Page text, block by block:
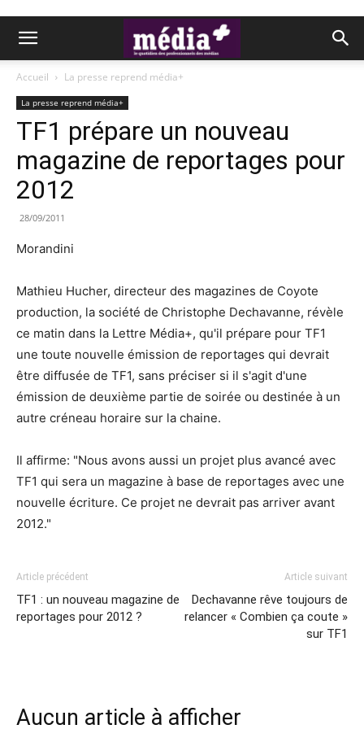
Accueil La presse reprend média+
La presse reprend média+
TF1 prépare un nouveau
magazine de reportages pour
2012
28/09/2011
Morandini
Mathieu Hucher, directeur des magazines de Coyote
production, la société de Christophe Dechavanne, révèle
ce matin dans la Lettre Média+, qu'il prépare pour TF1
une toute nouvelle émission de reportages qui devrait
être diffusée de TF1, sans préciser si il s'agit d'une
émission de deuxième partie de soirée ou destinée à un
autre créneau horaire sur la chaine.
Il affirme: "Nous avons aussi un projet plus avancé avec
TF1 qui sera un magazine à base de reportages avec une
nouvelle écriture. Ce projet ne devrait pas arriver avant
2012."
Article précédent
TF1 : un nouveau magazine de
reportages pour 2012 ?
Article suivant
Dechavanne rêve toujours de
relancer « Combien ça coute »
sur TF1
Aucun article à afficher